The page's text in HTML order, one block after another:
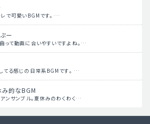
レで可愛いBGMです。 …
ー
って動画に合いやすいですよね。…
てる感じの日常系BGMです。 …
的なBGM
ンサンブル。夏休みのわくわく…